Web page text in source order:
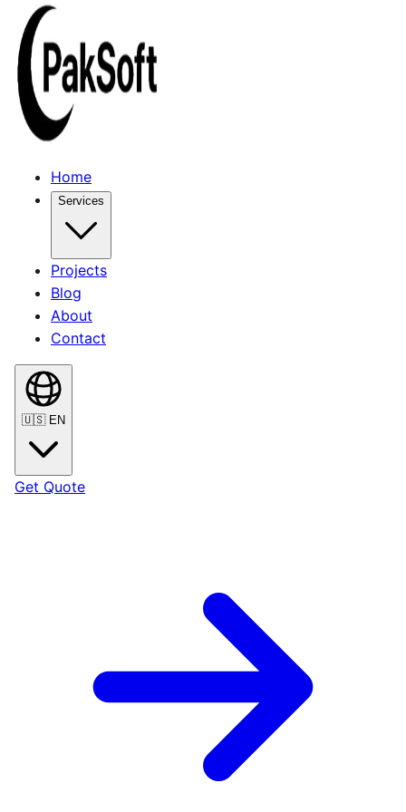
Home
Services
Projects
Blog
About
Contact
🇺🇸 EN
Get Quote